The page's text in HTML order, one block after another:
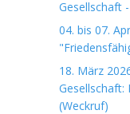
Gesellschaft
04. bis 07.
18. März
Gesellschaft:
(Weckruf)